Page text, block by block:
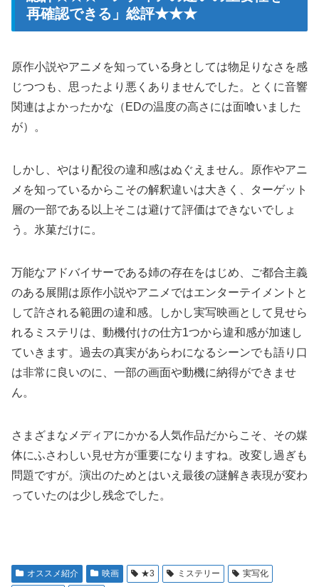
再確認できる」総評★★★
原作小説やアニメを知っている身としては物足りなさを感
じつつも、思ったより悪くありませんでした。とくに音響
関連はよかったかな（EDの温度の高さには面喰いました
が）。
しかし、やはり配役の違和感はぬぐえません。原作やアニ
メを知っているからこその解釈違いは大きく、ターゲット
層の一部である以上そこは避けて評価はできないでしょ
う。氷菓だけに。
万能なアドバイサーである姉の存在をはじめ、ご都合主義
のある展開は原作小説やアニメではエンターテイメントと
して許される範囲の違和感。しかし実写映画として見せら
れるミステリは、動機付けの仕方1つから違和感が加速し
ていきます。過去の真実があらわになるシーンでも語り口
は非常に良いのに、一部の画面や動機に納得ができませ
ん。
さまざまなメディアにかかる人気作品だからこそ、その媒
体にふさわしい見せ方が重要になりますね。改変し過ぎも
問題ですが。演出のためとはいえ最後の謎解き表現が変わ
っていたのは少し残念でした。
オススメ紹介 映画 ★3 ミステリー
実写化